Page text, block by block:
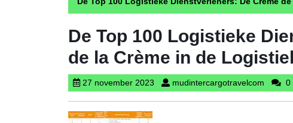
De Top 100 Logistieke
de la Crème in de
27 november 2023 27
november
mudintercargotravelcom 0